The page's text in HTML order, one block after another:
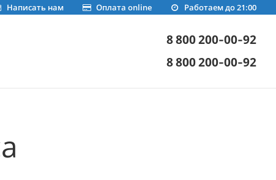
Работаем до 21:00
Оплата online
Написать нам
8 800 200-00-92
8 800 200-00-92